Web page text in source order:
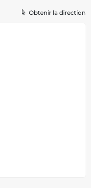
Obtenir la direction